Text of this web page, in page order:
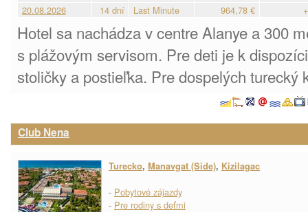
20.08.2026
14 dní Last Minute 964,78 €
Hotel sa nachádza v centre Alanye a 300
s plážovým servisom. Pre deti je k
stoličky a postieľka. Pre dospelých turecký
Club Nena
Turecko, Manavgat (Side), Kizilagac
- Pobytové zájazdy
- Pre rodiny s deťmi